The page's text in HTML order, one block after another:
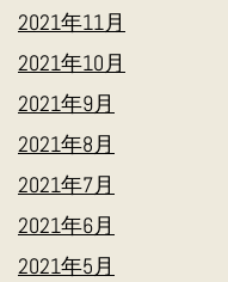
2021年11月
2021年10月
2021年9月
2021年8月
2021年7月
2021年6月
2021年5月